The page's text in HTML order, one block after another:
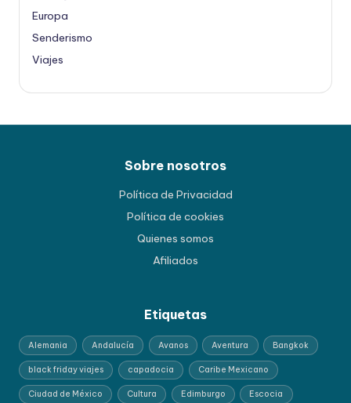
Europa
Senderismo
Viajes
Sobre nosotros
Política de Privacidad
Política de cookies
Quienes somos
Afiliados
Etiquetas
Alemania Andalucía Avanos Aventura Bangkok
black friday viajes capadocia Caribe Mexicano
Ciudad de México Cultura Edimburgo Escocia